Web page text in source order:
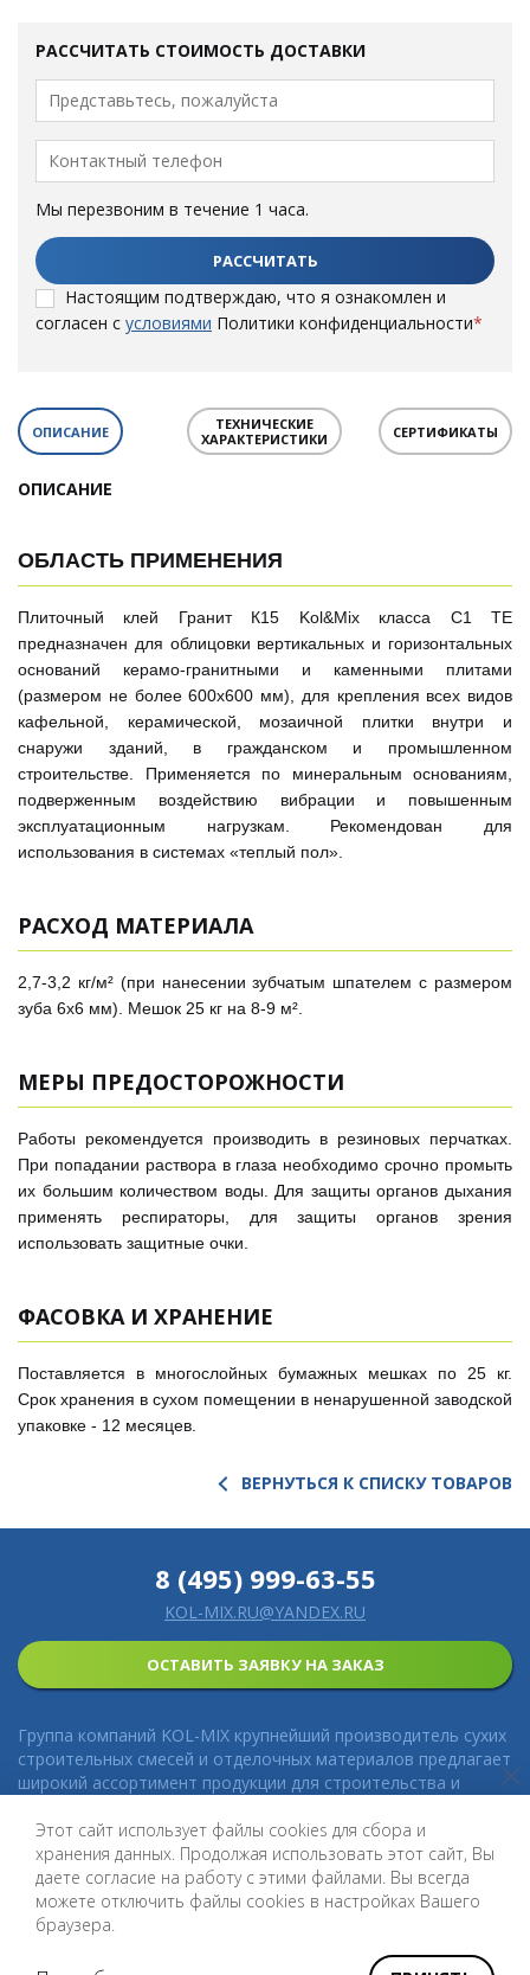
РАССЧИТАТЬ СТОИМОСТЬ ДОСТАВКИ
Мы перезвоним в течение 1 часа.
Настоящим подтверждаю, что я ознакомлен и
согласен с условиями Политики конфиденциальности*
ОПИСАНИЕ
ТЕХНИЧЕСКИЕ
ХАРАКТЕРИСТИКИ
СЕРТИФИКАТЫ
ОПИСАНИЕ
ОБЛАСТЬ ПРИМЕНЕНИЯ
Плиточный клей Гранит К15 Kol&Mix класса С1 ТЕ
предназначен для облицовки вертикальных и горизонтальных
оснований керамо-гранитными и каменными плитами
(размером не более 600х600 мм), для крепления всех видов
кафельной, керамической, мозаичной плитки внутри и
снаружи зданий, в гражданском и промышленном
строительстве. Применяется по минеральным основаниям,
подверженным воздействию вибрации и повышенным
эксплуатационным нагрузкам. Рекомендован для
использования в системах «теплый пол».
РАСХОД МАТЕРИАЛА
2,7-3,2 кг/м² (при нанесении зубчатым шпателем с размером
зуба 6х6 мм). Мешок 25 кг на 8-9 м².
МЕРЫ ПРЕДОСТОРОЖНОСТИ
Работы рекомендуется производить в резиновых перчатках.
При попадании раствора в глаза необходимо срочно промыть
их большим количеством воды. Для защиты органов дыхания
применять респираторы, для защиты органов зрения
использовать защитные очки.
ФАСОВКА И ХРАНЕНИЕ
Поставляется в многослойных бумажных мешках по 25 кг.
Срок хранения в сухом помещении в ненарушенной заводской
упаковке - 12 месяцев.
ВЕРНУТЬСЯ К СПИСКУ ТОВАРОВ
Группа компаний KOL-MIX крупнейший производитель сухих
строительных смесей и отделочных материалов предлагает
широкий ассортимент продукции для строительства и
консультации, техническая поддержка, гарантия на все
категории товаров.
© 2016-2026 KOL&MIX Copyright. All rights reserved.
Политика конфиденциальности
2016-2018
8 (495) 999-63-55
KOL-MIX.RU@YANDEX.RU
ОСТАВИТЬ ЗАЯВКУ НА ЗАКАЗ
Этот сайт использует файлы cookies для сбора и
хранения данных. Продолжая использовать этот сайт, Вы
даете согласие на работу с этими файлами. Вы всегда
можете отключить файлы cookies в настройках Вашего
браузера.